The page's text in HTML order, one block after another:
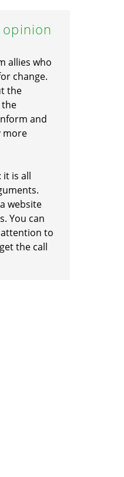
allies who
change.
the
the
and
more
it is all
website
You can
to
the call